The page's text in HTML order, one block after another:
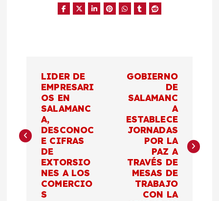
e
LIDER DE
EMPRESARI
OS EN
SALAMANC
A,
DESCONOC
E CIFRAS
DE
EXTORSIO
NES A LOS
COMERCIO
S
GOBIERNO
DE
SALAMANC
A
ESTABLECE
JORNADAS
POR LA
PAZ A
TRAVÉS DE
MESAS DE
TRABAJO
CON LA